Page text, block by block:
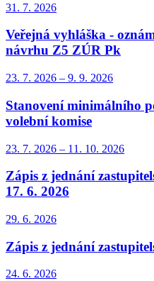
31. 7. 2026
Veřejná vyhláška -
návrhu Z5 ZÚR Pk
23. 7. 2026 – 9. 9. 2026
Stanovení minimálního
volební komise
23. 7. 2026 – 11. 10. 2026
Zápis z jednání
17. 6. 2026
29. 6. 2026
Zápis z jednání
24. 6. 2026